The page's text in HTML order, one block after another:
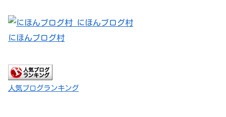
にほんブログ村
人気ブログランキング